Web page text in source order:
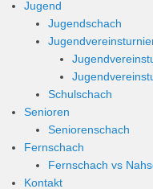
Jugend
Jugendschach
Schulschach
Senioren
Seniorenschach
Fernschach
Fernschach vs
Kontakt